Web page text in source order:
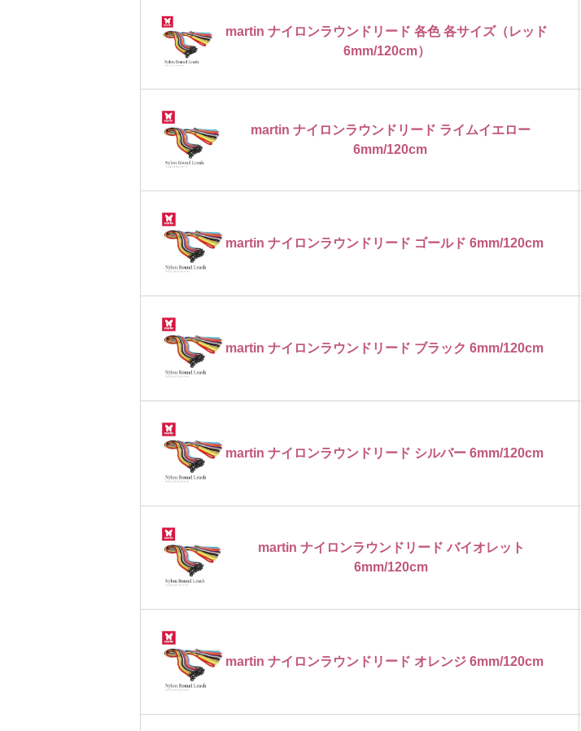
martin ナイロンラウンドリード 各色 各サイズ（レッド
6mm/120cm）
martin ナイロンラウンドリード ライムイエロー
6mm/120cm
martin ナイロンラウンドリード ゴールド 6mm/120cm
martin ナイロンラウンドリード ブラック 6mm/120cm
martin ナイロンラウンドリード シルバー 6mm/120cm
martin ナイロンラウンドリード バイオレット
6mm/120cm
martin ナイロンラウンドリード オレンジ 6mm/120cm